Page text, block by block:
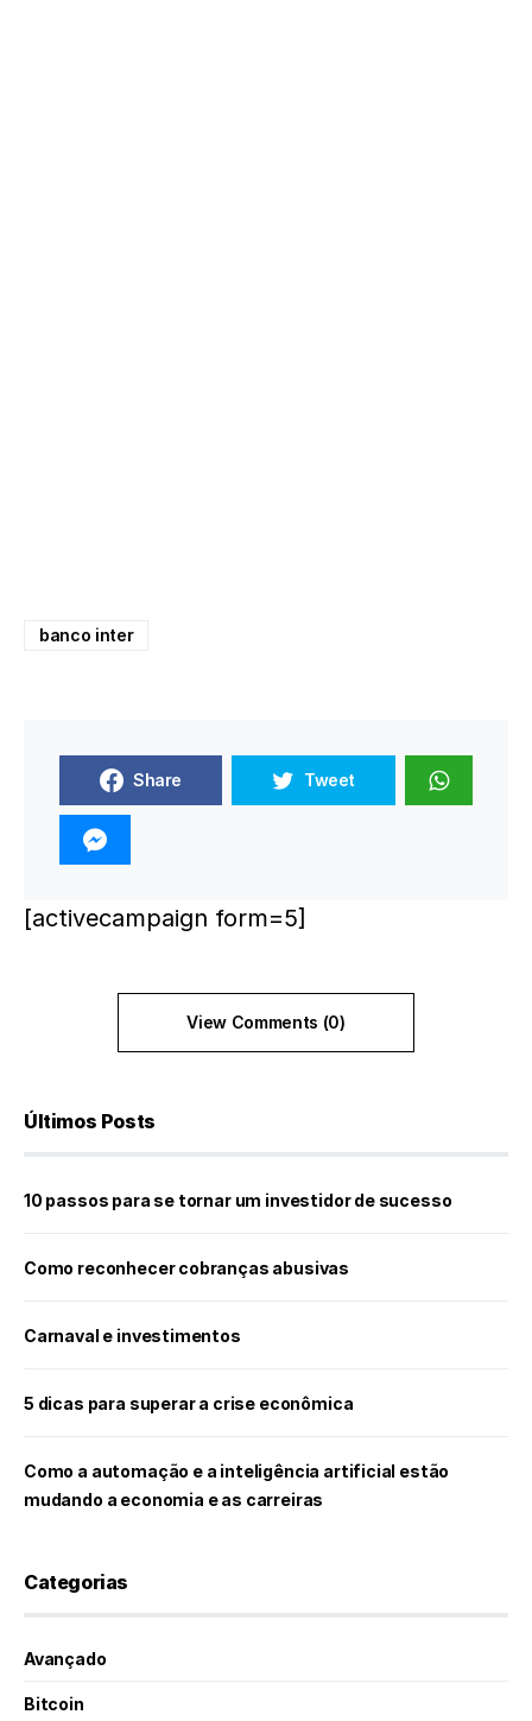
banco inter
Share Tweet
[activecampaign form=5]
View Comments (0)
Últimos Posts
10 passos para se tornar um investidor de sucesso
Como reconhecer cobranças abusivas
Carnaval e investimentos
5 dicas para superar a crise econômica
Como a automação e a inteligência artificial estão
mudando a economia e as carreiras
Categorias
Avançado
Bitcoin